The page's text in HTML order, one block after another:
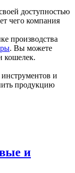
доступностью
чего компания
производства
. Вы можете
кошелек.
и
продукцию
и